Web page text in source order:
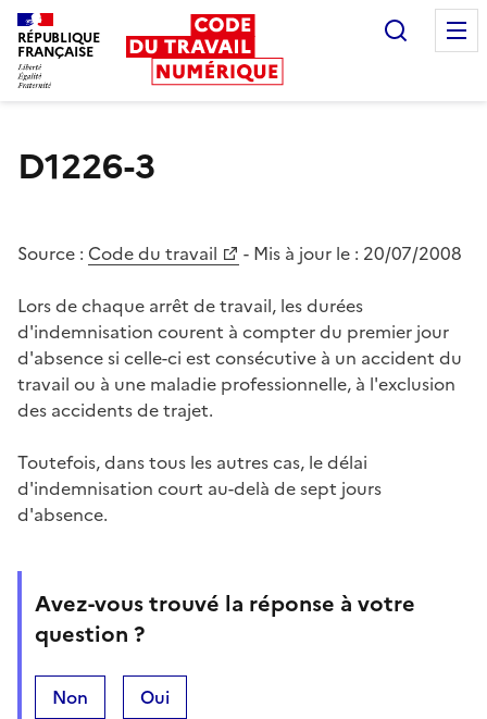
RÉPUBLIQUE
FRANÇAISE
D1226-3
Source : Code du travail - Mis à jour le : 20/07/2008
Lors de chaque arrêt de travail, les durées
d'indemnisation courent à compter du premier jour
d'absence si celle-ci est consécutive à un accident du
travail ou à une maladie professionnelle, à l'exclusion
des accidents de trajet.
Toutefois, dans tous les autres cas, le délai
d'indemnisation court au-delà de sept jours
d'absence.
Avez-vous trouvé la réponse à votre
question ?
Non Oui